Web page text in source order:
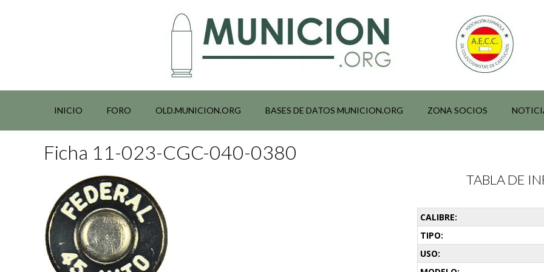
INICIO FORO OLD.MUNICION.ORG BASES DE DATOS MUNICION.ORG ZONA SOCIOS
Ficha 11-023-CGC-040-0380
TABLA DE
CALIBRE:
TIPO:
USO: